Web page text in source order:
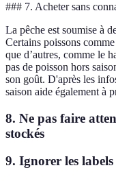
### 7. Acheter sans
La pêche est soumise à
Certains poissons
que d’autres, comme le
pas de poisson hors
son goût. D'après les
saison aide également à
8. Ne pas faire
stockés
9. Ignorer les